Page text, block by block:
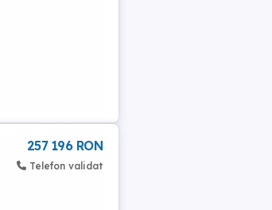
257 196 RON
Telefon validat